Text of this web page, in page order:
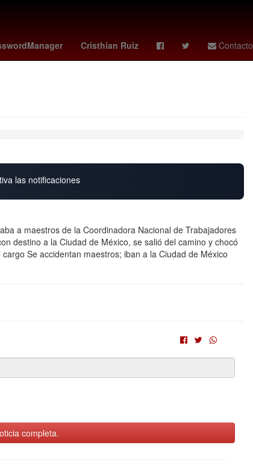
Cristhian Ruiz Contacto
city vs sección 22 - cnte
las notificaciones
a maestros de la Coordinadora Nacional de Trabajadores
destino a la Ciudad de México, se salió del camino y chocó
Se accidentan maestros; iban a la Ciudad de México
completa.